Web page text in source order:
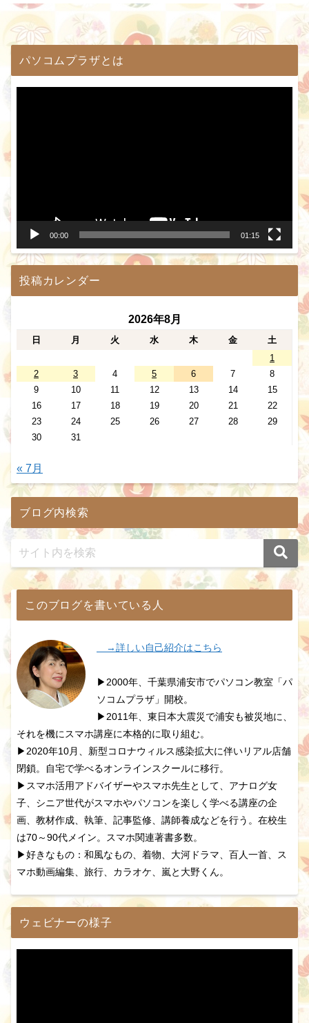
パソコムプラザとは
00:00 01:15
投稿カレンダー
2026年8月
日 月 火 水 木 金
土
1
2
3 4 5 6 7
8
9
10 11 12 13 14
15
16
17 18 19 20 21
22
23
24 25 26 27 28
29
30
31
« 7月
ブログ内検索
このブログを書いている人
→詳しい自己紹介はこちら
▶2000年、千葉県浦安市でパソコン教室「パ
ソコムプラザ」開校。
▶2011年、東日本大震災で浦安も被災地に、
それを機にスマホ講座に本格的に取り組む。
▶2020年10月、新型コロナウィルス感染拡大に伴いリアル店舗
閉鎖。自宅で学べるオンラインスクールに移行。
▶スマホ活用アドバイザーやスマホ先生として、アナログ女
子、シニア世代がスマホやパソコンを楽しく学べる講座の企
画、教材作成、執筆、記事監修、講師養成などを行う。在校生
は70～90代メイン。スマホ関連著書多数。
▶好きなもの：和風なもの、着物、大河ドラマ、百人一首、ス
マホ動画編集、旅行、カラオケ、嵐と大野くん。
ウェビナーの様子